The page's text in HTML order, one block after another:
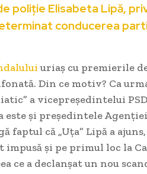
poliție Elisabeta Lipă,
conducerea
uriaș cu premierile
Din ce motiv? Ca
a vicepreședintelui
este și președintele
faptul că „Uța” Lipă a
impusă și pe primul loc la
ce a declanșat un nou